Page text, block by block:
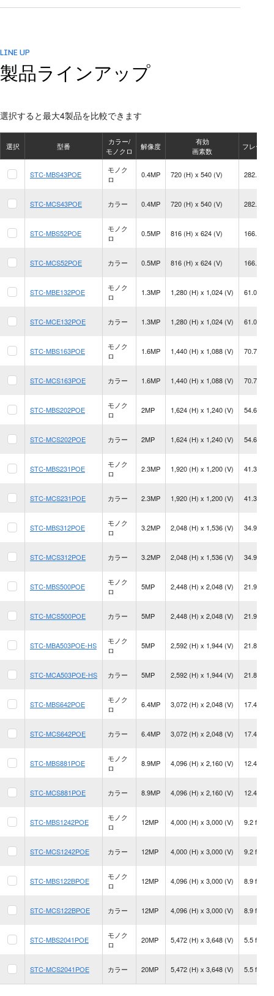
LINE UP
製品ラインアップ
選択すると最大4製品を比較できます
選択 型番
カラー/
モノクロ
解像度
有効
画素数
フレーム
STC-MBS43POE
モノク
ロ
0.4MP 720 (H) x 540 (V) 282.8 fps
STC-MCS43POE カラー 0.4MP 720 (H) x 540 (V) 282.8 fps
STC-MBS52POE
モノク
ロ
0.5MP 816 (H) x 624 (V) 166.5 fps
STC-MCS52POE カラー 0.5MP 816 (H) x 624 (V) 166.5 fps
STC-MBE132POE
モノク
ロ
1.3MP 1,280 (H) x 1,024 (V) 61.0 fps
STC-MCE132POE カラー 1.3MP 1,280 (H) x 1,024 (V) 61.0 fps
STC-MBS163POE
モノク
ロ
1.6MP 1,440 (H) x 1,088 (V) 70.7 fps
STC-MCS163POE カラー 1.6MP 1,440 (H) x 1,088 (V) 70.7 fps
STC-MBS202POE
モノク
ロ
2MP 1,624 (H) x 1,240 (V) 54.6 fps
STC-MCS202POE カラー 2MP 1,624 (H) x 1,240 (V) 54.6 fps
STC-MBS231POE
モノク
ロ
2.3MP 1,920 (H) x 1,200 (V) 41.3 fps
STC-MCS231POE カラー 2.3MP 1,920 (H) x 1,200 (V) 41.3 fps
STC-MBS312POE
モノク
ロ
3.2MP 2,048 (H) x 1,536 (V) 34.9 fps
STC-MCS312POE カラー 3.2MP 2,048 (H) x 1,536 (V) 34.9 fps
STC-MBS500POE
モノク
ロ
5MP 2,448 (H) x 2,048 (V) 21.9 fps
STC-MCS500POE カラー 5MP 2,448 (H) x 2,048 (V) 21.9 fps
STC-MBA503POE-HS
モノク
ロ
5MP 2,592 (H) x 1,944 (V) 21.8 fps
STC-MCA503POE-HS カラー 5MP 2,592 (H) x 1,944 (V) 21.8 fps
STC-MBS642POE
モノク
ロ
6.4MP 3,072 (H) x 2,048 (V) 17.4 fps
STC-MCS642POE カラー 6.4MP 3,072 (H) x 2,048 (V) 17.4 fps
STC-MBS881POE
モノク
ロ
8.9MP 4,096 (H) x 2,160 (V) 12.4 fps
STC-MCS881POE カラー 8.9MP 4,096 (H) x 2,160 (V) 12.4 fps
STC-MBS1242POE
モノク
ロ
12MP 4,000 (H) x 3,000 (V) 9.2 fps
STC-MCS1242POE カラー 12MP 4,000 (H) x 3,000 (V) 9.2 fps
STC-MBS122BPOE
モノク
ロ
12MP 4,096 (H) x 3,000 (V) 8.9 fps
STC-MCS122BPOE カラー 12MP 4,096 (H) x 3,000 (V) 8.9 fps
STC-MBS2041POE
モノク
ロ
20MP 5,472 (H) x 3,648 (V) 5.5 fps
STC-MCS2041POE カラー 20MP 5,472 (H) x 3,648 (V) 5.5 fps